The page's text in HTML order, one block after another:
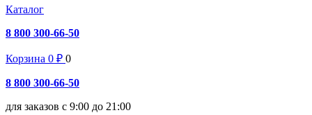
Каталог
8 800 300-66-50
Корзина 0 ₽ 0
8 800 300-66-50
для заказов с 9:00 до 21:00